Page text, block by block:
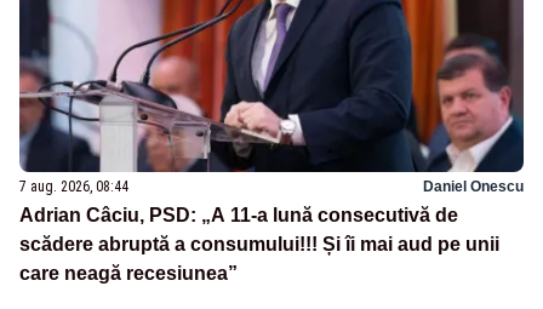
7 aug. 2026, 08:44 Daniel Onescu
Adrian Câciu, PSD: „A 11-a lună consecutivă de
scădere abruptă a consumului!!! Și îi mai aud pe unii
care neagă recesiunea”